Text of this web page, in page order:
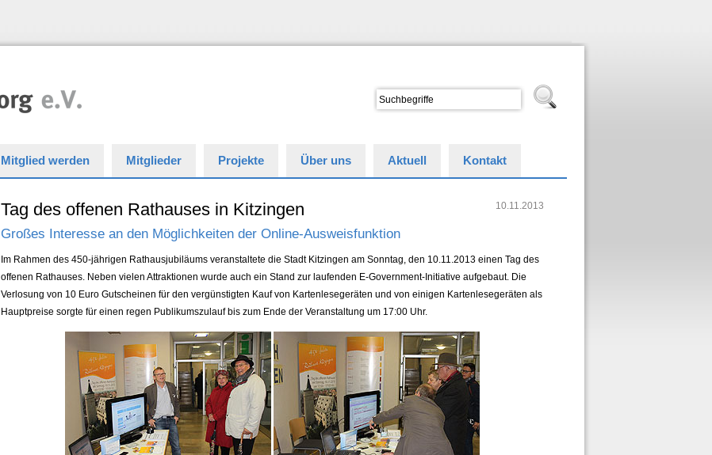
Mitglied werden Mitglieder Projekte Über uns Aktuell Kontakt
Tag des offenen Rathauses in Kitzingen
Großes Interesse an den Möglichkeiten der Online-Ausweisfunktion
10.11.2013
Im Rahmen des 450-jährigen Rathausjubiläums veranstaltete die Stadt Kitzingen am Sonntag, den 10.11.2013 einen Tag des
offenen Rathauses. Neben vielen Attraktionen wurde auch ein Stand zur laufenden E-Government-Initiative aufgebaut. Die
Verlosung von 10 Euro Gutscheinen für den vergünstigten Kauf von Kartenlesegeräten und von einigen Kartenlesegeräten als
Hauptpreise sorgte für einen regen Publikumszulauf bis zum Ende der Veranstaltung um 17:00 Uhr.